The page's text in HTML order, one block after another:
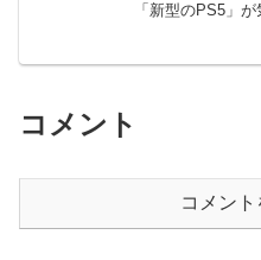
「新型のPS5」
コメント
コメン